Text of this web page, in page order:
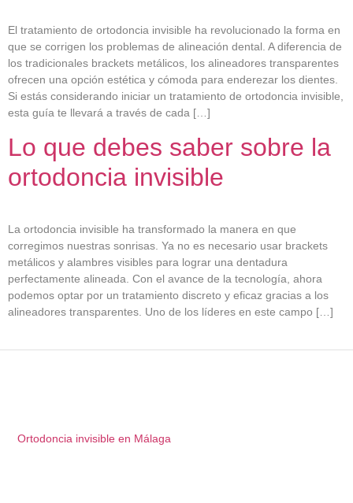
El tratamiento de ortodoncia invisible ha revolucionado la forma en
que se corrigen los problemas de alineación dental. A diferencia de
los tradicionales brackets metálicos, los alineadores transparentes
ofrecen una opción estética y cómoda para enderezar los dientes.
Si estás considerando iniciar un tratamiento de ortodoncia invisible,
esta guía te llevará a través de cada […]
Lo que debes saber sobre la
ortodoncia invisible
La ortodoncia invisible ha transformado la manera en que
corregimos nuestras sonrisas. Ya no es necesario usar brackets
metálicos y alambres visibles para lograr una dentadura
perfectamente alineada. Con el avance de la tecnología, ahora
podemos optar por un tratamiento discreto y eficaz gracias a los
alineadores transparentes. Uno de los líderes en este campo […]
Ortodoncia invisible en Málaga